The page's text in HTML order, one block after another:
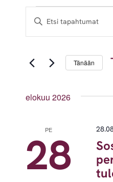
Tapahtumat
Etsi
aja
Näkymät
navigointi
Syötä
hakusana.
Etsi
hakusanalla.Tänään
elokuu 2026
PE
28